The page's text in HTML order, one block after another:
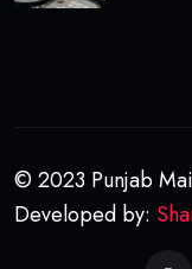
© 2023 Punjab
Developed by: